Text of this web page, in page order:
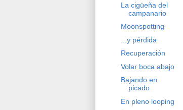
La cigüeña del
campanario
Moonspotting
...y pérdida
Recuperación
Volar boca abajo
Bajando en
picado
En pleno looping